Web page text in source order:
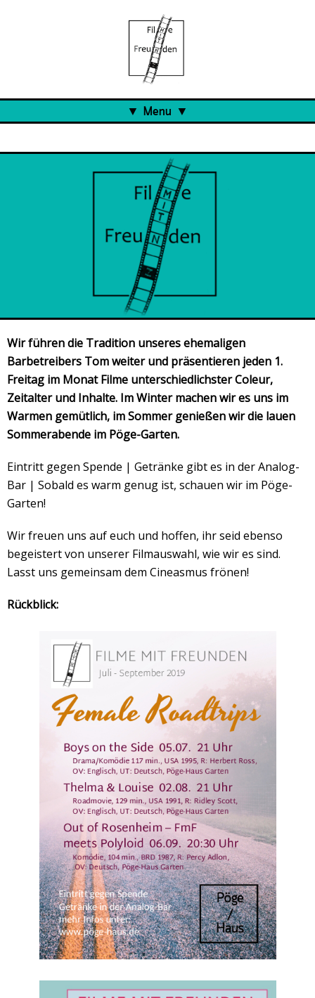
Menu
Projects
Über uns
Was ist das Pöge-Haus?
Team
Organisation
Mitarbeit
Veranstaltungsrückblick
Kontakt und Anfahrt
Datenschutz
Räume mieten
#4696 (no title)
Presse/Newsletter
Wir führen die Tradition unseres ehemaligen
Barbetreibers Tom weiter und präsentieren jeden 1.
Freitag im Monat Filme unterschiedlichster Coleur,
Zeitalter und Inhalte. Im Winter machen wir es uns im
Warmen gemütlich, im Sommer genießen wir die lauen
Sommerabende im Pöge-Garten.
Eintritt gegen Spende | Getränke gibt es in der Analog-
Bar | Sobald es warm genug ist, schauen wir im Pöge-
Garten!
Wir freuen uns auf euch und hoffen, ihr seid ebenso
begeistert von unserer Filmauswahl, wie wir es sind.
Lasst uns gemeinsam dem Cineasmus frönen!
Rückblick: